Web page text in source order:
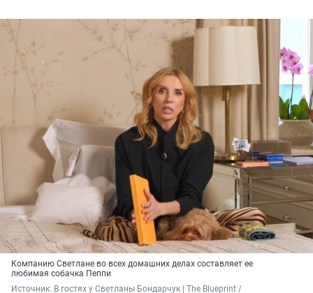
Компанию Светлане во всех домашних делах составляет ее
любимая собачка Пеппи
Источник: В гостях у Светланы Бондарчук | The Blueprint /